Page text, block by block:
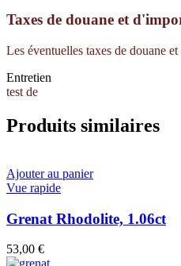
Taxes de douane et
Les éventuelles taxes de douane
Entretien
test de
Produits similaires
Ajouter au panier
Vue rapide
Grenat Rhodolite, 1.06ct
53,00 €